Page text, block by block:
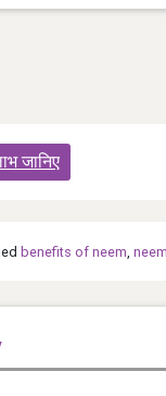
जानिए
benefits of neem,